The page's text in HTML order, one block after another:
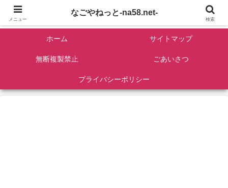
名古屋を中心に全国観光名所紹介/バンコンDIY/ゴロマル・よっちゃん夫婦のド
ホーム サイトマップ
無断複製禁止 ごあいさつ
プライバシーポリシー
メニュー
なごやねっと-na58.net-
検索